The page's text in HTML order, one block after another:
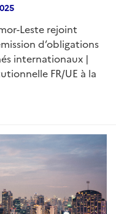
Leste rejoint
d’obligations
internationaux |
FR/UE à la